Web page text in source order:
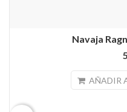
Navaja
AÑADIR